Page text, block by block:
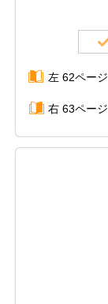
左 62ページ
右 63ページ